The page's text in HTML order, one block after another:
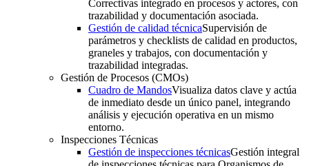
Correctivas integrado en procesos y actores, con
trazabilidad y documentación asociada.
Gestión de calidad técnicaSupervisión de
parámetros y checklists de calidad en productos,
graneles y trabajos, con documentación y
trazabilidad integradas.
Gestión de Procesos (CMOs)
Cuadro de MandosVisualiza datos clave y actúa
de inmediato desde un único panel, integrando
análisis y ejecución operativa en un mismo
entorno.
Inspecciones Técnicas
Gestión de inspecciones técnicasGestión integral